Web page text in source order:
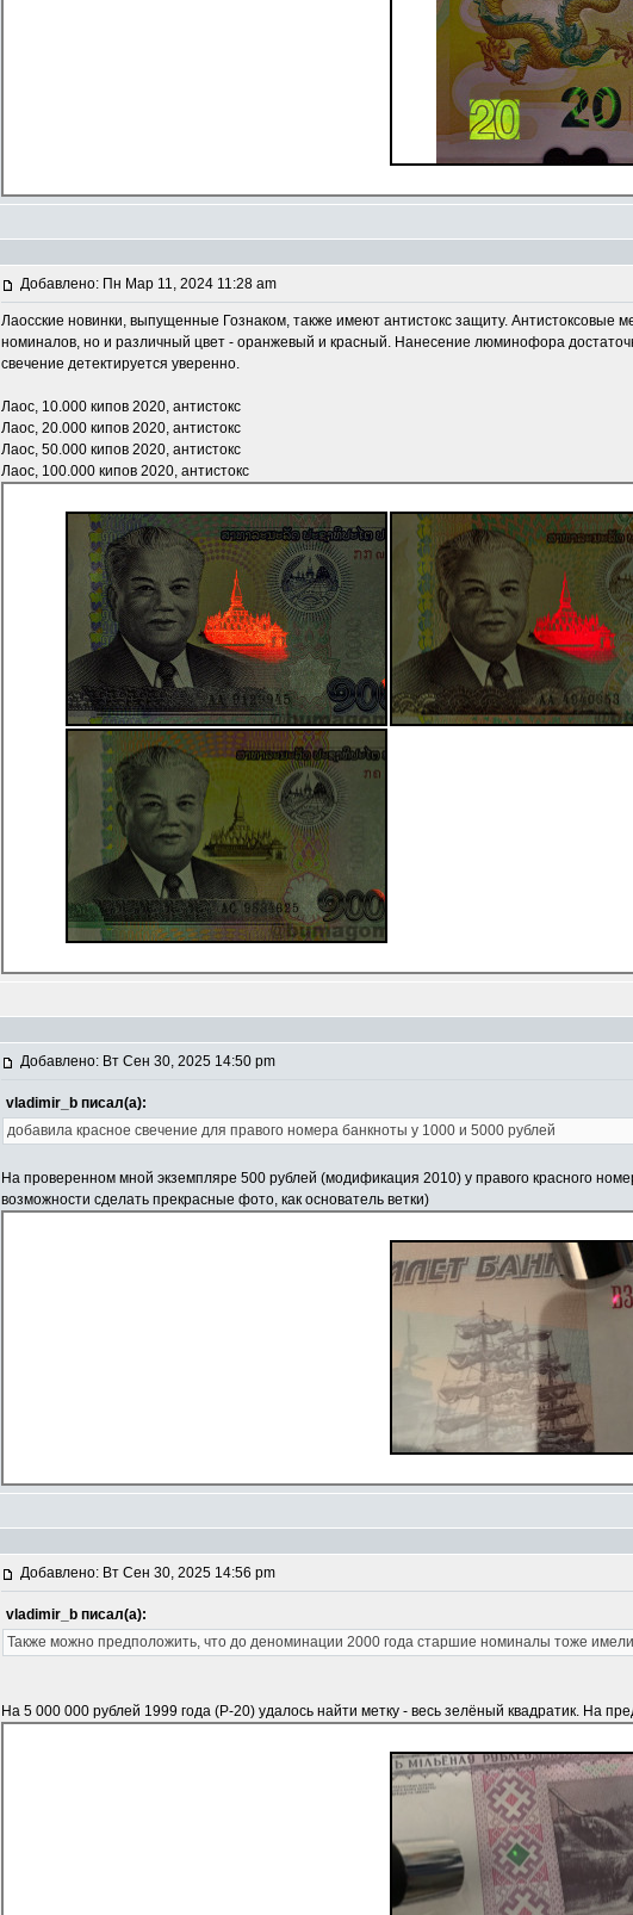
Добавлено: Пн Мар 11, 2024 11:28 am
Лаосские новинки, выпущенные Гознаком, также имеют антистокс защиту. Антистоксовые
номиналов, но и различный цвет - оранжевый и красный. Нанесение люминофора
свечение детектируется уверенно.
Лаос, 10.000 кипов 2020, антистокс
Лаос, 20.000 кипов 2020, антистокс
Лаос, 50.000 кипов 2020, антистокс
Лаос, 100.000 кипов 2020, антистокс
Добавлено: Вт Сен 30, 2025 14:50 pm
vladimir_b писал(а):
добавила красное свечение для правого номера банкноты у 1000 и 5000 рублей
На проверенном мной экземпляре 500 рублей (модификация 2010) у правого красного
возможности сделать прекрасные фото, как основатель ветки)
Добавлено: Вт Сен 30, 2025 14:56 pm
vladimir_b писал(а):
Также можно предположить, что до деноминации 2000 года старшие номиналы тоже имели
На 5 000 000 рублей 1999 года (P-20) удалось найти метку - весь зелёный квадратик. На